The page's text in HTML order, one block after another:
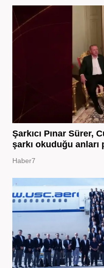
Şarkıcı Pınar Sürer,
şarkı okuduğu anları
Haber7